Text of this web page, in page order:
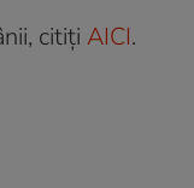
citiți AICI.